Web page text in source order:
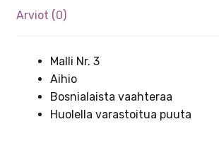
Arviot (0)
Malli Nr. 3
Aihio
Bosnialaista vaahteraa
Huolella varastoitua puuta